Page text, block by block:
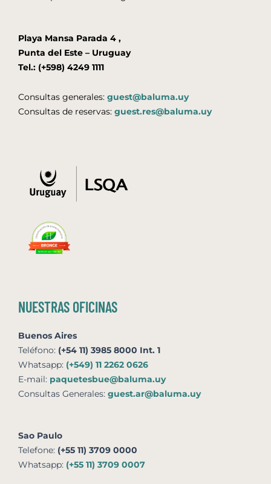
Playa Mansa Parada 4 ,
Punta del Este – Uruguay
Tel.: (+598) 4249 1111
Consultas generales: guest@baluma.uy
Consultas de reservas: guest.res@baluma.uy
NUESTRAS OFICINAS
Buenos Aires
Teléfono: (+54 11) 3985 8000 Int. 1
Whatsapp: (+549) 11 2262 0626
E-mail: paquetesbue@baluma.uy
Consultas Generales: guest.ar@baluma.uy
Sao Paulo
Telefone: (+55 11) 3709 0000
Whatsapp: (+55 11) 3709 0007